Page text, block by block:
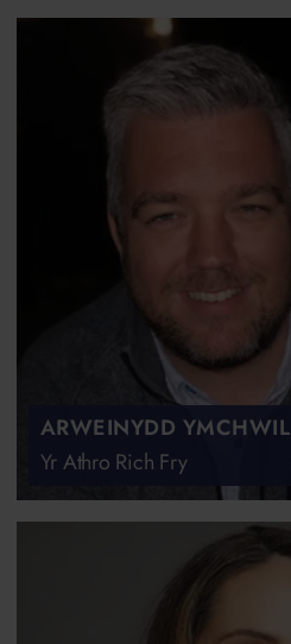
ARWEINYDD YMCHWIL
Yr Athro Rich Fry